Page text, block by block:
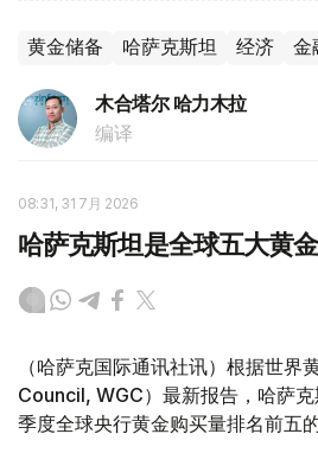
黄金储备 哈萨克斯坦 经济 金
木合塔尔 哈力木拉
编译
08:31, 31 7月 2026
哈萨克斯坦是全球五大黄
（哈萨克国际通讯社讯）根据世
Council, WGC）最新报告，哈萨
季度全球央行黄金购买量排名前五